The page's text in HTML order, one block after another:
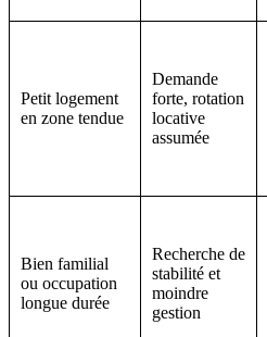
Petit logement
en zone tendue
Demande
forte, rotation
locative
assumée
Bien familial
ou occupation
longue durée
Recherche de
stabilité et
moindre
gestion